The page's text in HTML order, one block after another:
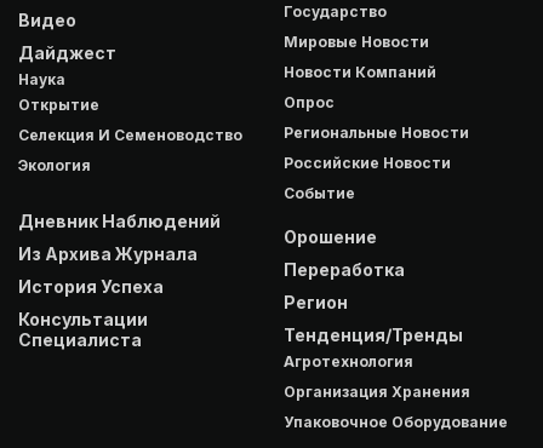
Видео
Дайджест
Наука
Открытие
Селекция И Семеноводство
Экология
Дневник Наблюдений
Из Архива Журнала
История Успеха
Консультации
Специалиста
Государство
Мировые Новости
Новости Компаний
Опрос
Региональные Новости
Российские Новости
Событие
Орошение
Переработка
Регион
Тенденция/Тренды
Агротехнология
Организация Хранения
Упаковочное Оборудование